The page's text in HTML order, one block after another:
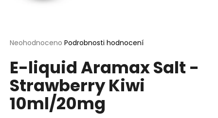
Průměrné
produktu
je
0,0
z
5
hvězdiček.
Neohodnoceno Podrobnosti hodnocení
E-liquid Aramax Salt -
Strawberry Kiwi
10ml/20mg
í
t
?
HLEDAT